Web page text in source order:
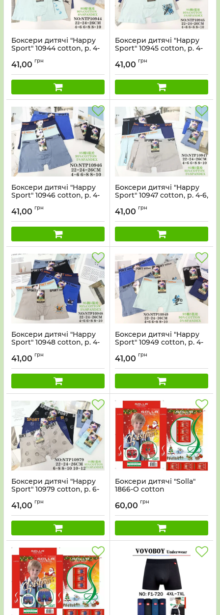
Боксери дитячі "Happy
Sport" 10944 cotton, р. 4-
-уп. 12 шт
41,00 грн
Боксери дитячі "Happy
Sport" 10945 cotton, р. 4-
-уп. 12 шт
41,00 грн
Боксери дитячі "Happy
Sport" 10946 cotton, р. 4-
-уп. 12 шт
41,00 грн
Боксери дитячі "Happy
Sport" 10947 cotton, р. 4-6,
12 шт
41,00 грн
Боксери дитячі "Happy
Sport" 10948 cotton, р. 4-
-уп. 12 шт
41,00 грн
Боксери дитячі "Happy
Sport" 10949 cotton, р. 4-
-уп. 12 шт
41,00 грн
Боксери дитячі "Happy
Sport" 10979 cotton, р. 6-
-уп. 12 шт
41,00 грн
Боксери дитячі "Solla"
1866-О cotton
М, L, L, 2XL, 2XL, 2XL -уп. 16
60,00 грн